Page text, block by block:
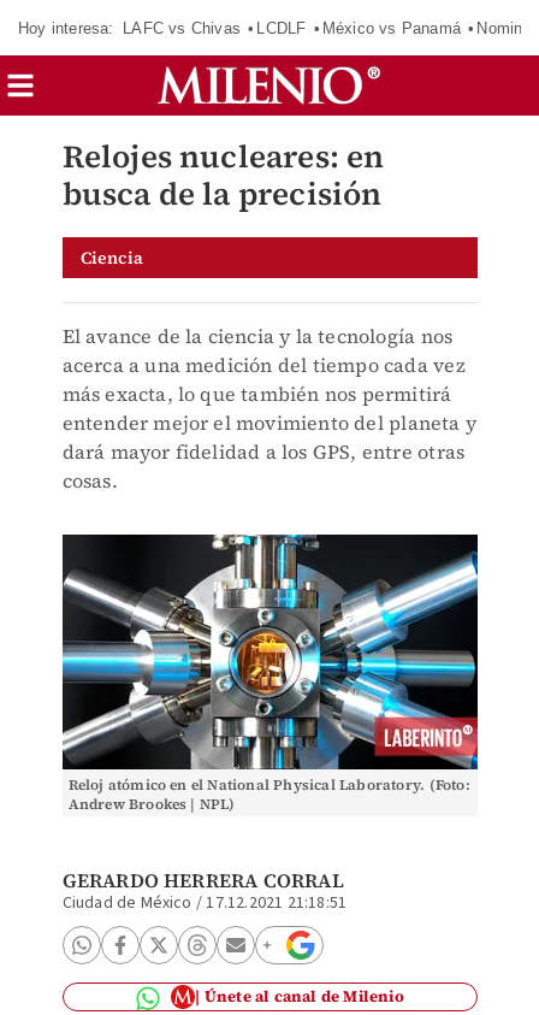
Hoy interesa: LAFC vs Chivas LCDLF México vs Panamá
Relojes nucleares: en
busca de la precisión
Ciencia
El avance de la ciencia y la tecnología nos
acerca a una medición del tiempo cada vez
más exacta, lo que también nos permitirá
entender mejor el movimiento del planeta y
dará mayor fidelidad a los GPS, entre otras
cosas.
Reloj atómico en el National Physical Laboratory. (Foto:
Andrew Brookes | NPL)
GERARDO HERRERA CORRAL
Ciudad de México /17.12.2021 21:18:51
Únete al canal de Milenio